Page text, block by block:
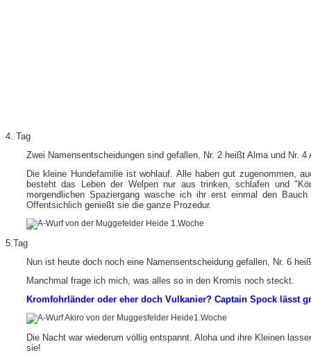
4. Tag
Zwei Namensentscheidungen sind gefallen, Nr. 2 heißt Alma und Nr.
Die kleine Hundefamilie ist wohlauf. Alle haben gut zugenommen,
besteht das Leben der Welpen nur aus trinken, schlafen und
morgendlichen Spaziergang wasche ich ihr erst einmal den
Offentsichlich genießt sie die ganze Prozedur.
5.Tag
Nun ist heute doch noch eine Namensentscheidung gefallen, Nr. 6
Manchmal frage ich mich, was alles so in den Kromis noch steckt.
Kromfohrländer oder eher doch Vulkanier? Captain Spock lässt
Die Nacht war wiederum völlig entspannt. Aloha und ihre Kleinen
sie!